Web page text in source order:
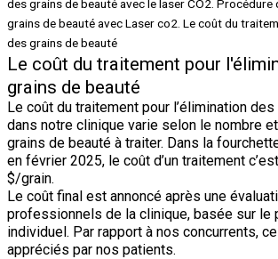
Le coût du traitement pour
grains de beauté
Le coût du traitement pour l’élimination
dans notre clinique varie selon le nombre
grains de beauté à traiter. Dans la
en février 2025, le coût d’un traitement
$/grain.
Le coût final est annoncé après une
professionnels de la clinique, basée sur le
individuel. Par rapport à nos concurrents,
appréciés par nos patients.